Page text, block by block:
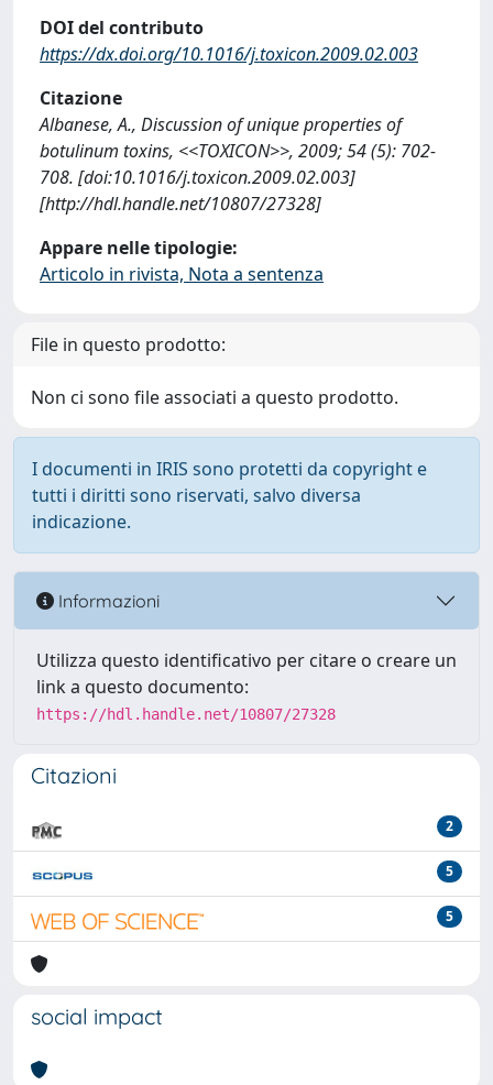
DOI del contributo
https://dx.doi.org/10.1016/j.toxicon.2009.02.003
Citazione
Albanese, A., Discussion of unique properties of
botulinum toxins, <<TOXICON>>, 2009; 54 (5): 702-
708. [doi:10.1016/j.toxicon.2009.02.003]
[http://hdl.handle.net/10807/27328]
Appare nelle tipologie:
Articolo in rivista, Nota a sentenza
File in questo prodotto:
Non ci sono file associati a questo prodotto.
I documenti in IRIS sono protetti da copyright e
tutti i diritti sono riservati, salvo diversa
indicazione.
Informazioni
Utilizza questo identificativo per citare o creare un
link a questo documento:
https://hdl.handle.net/10807/27328
Citazioni
2
5
5
social impact